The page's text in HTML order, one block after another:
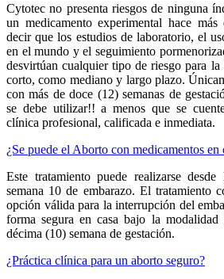
Cytotec no presenta riesgos de ninguna
un medicamento experimental hace
decir que los estudios de laboratorio, el
en el mundo y el seguimiento
desvirtúan cualquier tipo de riesgo para
corto, como mediano y largo plazo.
con más de doce (12) semanas de
se debe utilizar!! a menos que se
clínica profesional, calificada e inmediata.
¿Se puede el Aborto con medicamentos en
Este tratamiento puede realizarse
semana 10 de embarazo. El tratamiento
opción válida para la interrupción del
forma segura en casa bajo la modalidad
décima (10) semana de gestación.
¿Práctica clínica para un aborto seguro?